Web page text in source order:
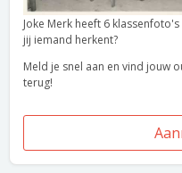
Joke Merk heeft 6
jij iemand herkent?
Meld je snel aan en vind jouw
terug!